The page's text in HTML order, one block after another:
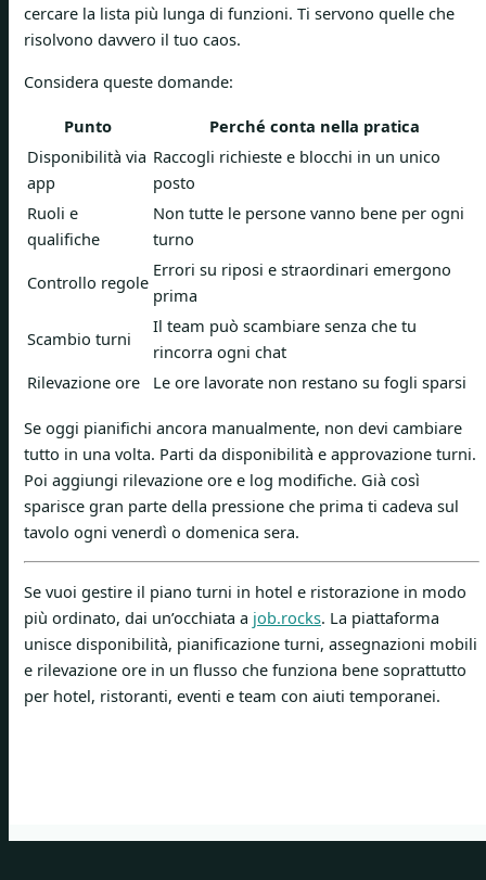
cercare la lista più lunga di funzioni. Ti servono quelle che
risolvono davvero il tuo caos.
Considera queste domande:
Punto
Perché conta nella pratica
Disponibilità via
app
Raccogli richieste e blocchi in un unico
posto
Ruoli e
qualifiche
Non tutte le persone vanno bene per ogni
turno
Controllo regole
Errori su riposi e straordinari emergono
prima
Scambio turni
Il team può scambiare senza che tu
rincorra ogni chat
Rilevazione ore
Le ore lavorate non restano su fogli sparsi
Se oggi pianifichi ancora manualmente, non devi cambiare
tutto in una volta. Parti da disponibilità e approvazione turni.
Poi aggiungi rilevazione ore e log modifiche. Già così
sparisce gran parte della pressione che prima ti cadeva sul
tavolo ogni venerdì o domenica sera.
Se vuoi gestire il piano turni in hotel e ristorazione in modo
più ordinato, dai un’occhiata a job.rocks. La piattaforma
unisce disponibilità, pianificazione turni, assegnazioni mobili
e rilevazione ore in un flusso che funziona bene soprattutto
per hotel, ristoranti, eventi e team con aiuti temporanei.